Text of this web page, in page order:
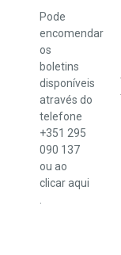
Pode
encomendar
os
boletins
disponíveis
através do
telefone
+351 295
090 137
ou ao
clicaraqui